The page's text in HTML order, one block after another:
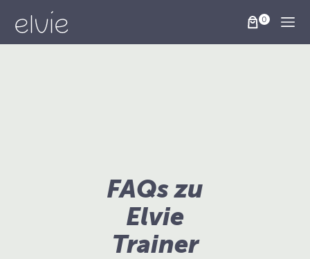
FAQs zu
Elvie
Trainer